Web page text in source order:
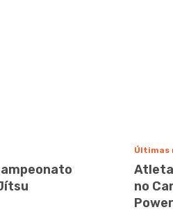
Últimas
no